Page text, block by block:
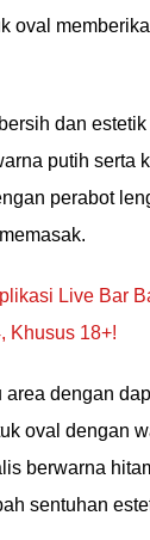
oval
dan
putih serta
perabot
Live Bar
Khusus 18+!
area dengan
oval dengan
berwarna
sentuhan